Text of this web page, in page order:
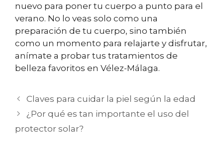
nuevo para poner tu cuerpo a punto para el
verano. No lo veas solo como una
preparación de tu cuerpo, sino también
como un momento para relajarte y disfrutar,
anímate a probar tus tratamientos de
belleza favoritos en Vélez-Málaga.
Claves para cuidar la piel según la edad
¿Por qué es tan importante el uso del
protector solar?